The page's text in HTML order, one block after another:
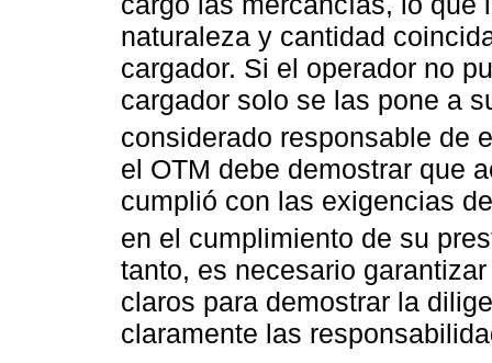
naturaleza y cantidad
cargador. Si el operador no
cargador solo se las pone a
considerado responsable de
el OTM debe demostrar que
cumplió con las exigencias
en el cumplimiento de su
tanto, es necesario
claros para demostrar la
claramente las